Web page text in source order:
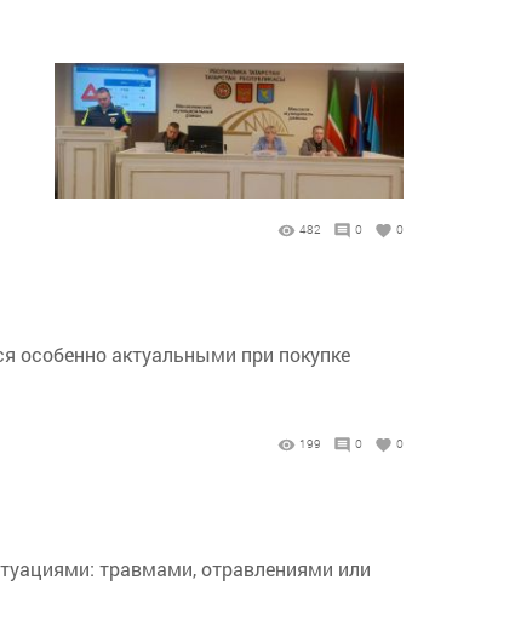
482 0 0
особенно актуальными при покупке
199 0 0
травмами, отравлениями или